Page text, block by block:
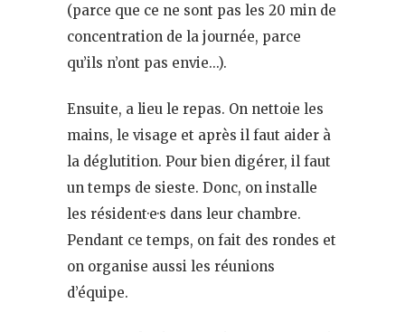
(parce que ce ne sont pas les 20 min de
concentration de la journée, parce
qu’ils n’ont pas envie…).
Ensuite, a lieu le repas. On nettoie les
mains, le visage et après il faut aider à
la déglutition. Pour bien digérer, il faut
un temps de sieste. Donc, on installe
les résident·e·s dans leur chambre.
Pendant ce temps, on fait des rondes et
on organise aussi les réunions
d’équipe.